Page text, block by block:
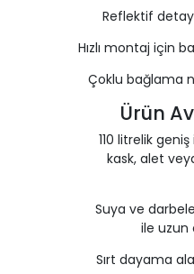
Reflektif
Hızlı montaj için
Çoklu bağlama
Ürün
110 litrelik
kask, alet
Suya ve
ile uzun
Sırt dayama